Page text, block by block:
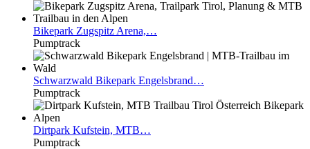
Bikepark Zugspitz Arena,…
Pumptrack
Schwarzwald Bikepark Engelsbrand…
Pumptrack
Dirtpark Kufstein, MTB…
Pumptrack